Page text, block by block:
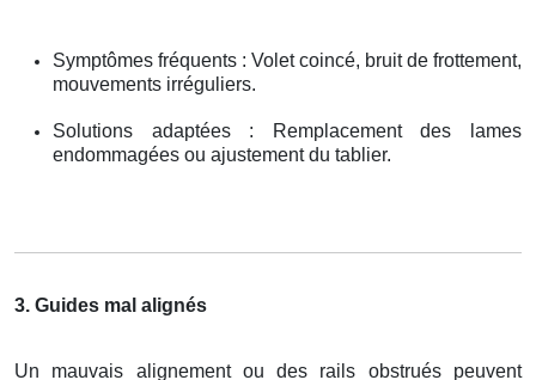
Symptômes fréquents : Volet coincé, bruit de frottement,
mouvements irréguliers.
Solutions adaptées : Remplacement des lames
endommagées ou ajustement du tablier.
3. Guides mal alignés
Un mauvais alignement ou des rails obstrués peuvent